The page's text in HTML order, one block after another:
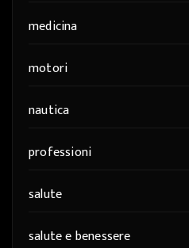
medicina
motori
nautica
professioni
salute
salute e benessere